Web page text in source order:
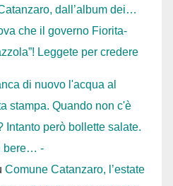
dall’album dei…
che il governo Fiorita-
Leggete per credere
di nuovo l'acqua al
stampa. Quando non c'è
Intanto però bollette salate.
bere… -
Comune Catanzaro, l’estate